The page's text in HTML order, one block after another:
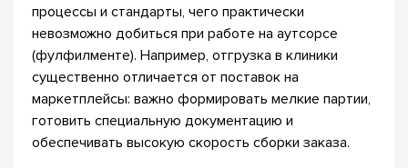
процессы и стандарты, чего практически
невозможно добиться при работе на аутсорсе
(фулфилменте). Например, отгрузка в клиники
существенно отличается от поставок на
маркетплейсы: важно формировать мелкие партии,
готовить специальную документацию и
обеспечивать высокую скорость сборки заказа.